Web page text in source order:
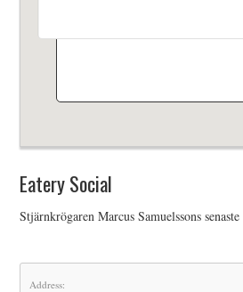
Eatery Social
Stjärnkrögaren Marcus Samuelssons
Address: